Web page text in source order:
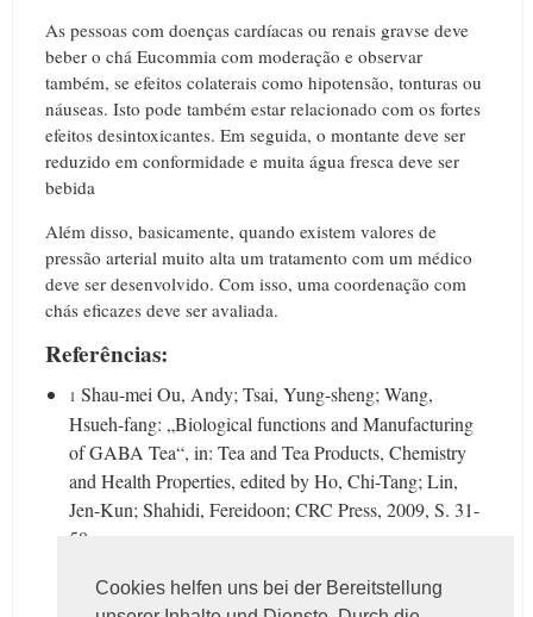
Cookies helfen uns bei der Bereitstellung
As pessoas com doenças cardíacas ou renais gravse deve
beber o chá Eucommia com moderação e observar
também, se efeitos colaterais como hipotensão, tonturas ou
náuseas. Isto pode também estar relacionado com os fortes
efeitos desintoxicantes. Em seguida, o montante deve ser
reduzido em conformidade e muita água fresca deve ser
bebida
Além disso, basicamente, quando existem valores de
pressão arterial muito alta um tratamento com um médico
deve ser desenvolvido. Com isso, uma coordenação com
chás eficazes deve ser avaliada.
Referências:
1 Shau-mei Ou, Andy; Tsai, Yung-sheng; Wang,
Hsueh-fang: „Biological functions and Manufacturing
of GABA Tea“, in: Tea and Tea Products, Chemistry
and Health Properties, edited by Ho, Chi-Tang; Lin,
Jen-Kun; Shahidi, Fereidoon; CRC Press, 2009, S. 31-
58